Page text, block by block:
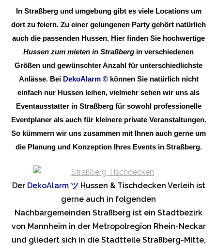
In Straßberg und umgebung gibt es viele Locations um
dort zu feiern. Zu einer gelungenen Party gehört natürlich
auch die passenden Hussen. Hier finden Sie hochwertige
Hussen zum mieten in Straßberg in verschiedenen
Größen und gewünschter Anzahl für unterschiedlichste
Anlässe. Bei DekoAlarm © können Sie natürlich nicht
einfach nur Hussen leihen, vielmehr sehen wir uns als
Eventausstatter in Straßberg für sowohl professionelle
Eventplaner als auch für kleinere private Veranstaltungen.
So kümmern wir uns zusammen mit Ihnen auch gerne um
die Planung und Konzeption Ihres Events in Straßberg.
Der DekoAlarm ツ Hussen & Tischdecken Verleih ist
gerne auch in folgenden
Nachbargemeinden Straßberg ist ein Stadtbezirk
von Mannheim in der Metropolregion Rhein-Neckar
und gliedert sich in die Stadtteile Straßberg-Mitte,